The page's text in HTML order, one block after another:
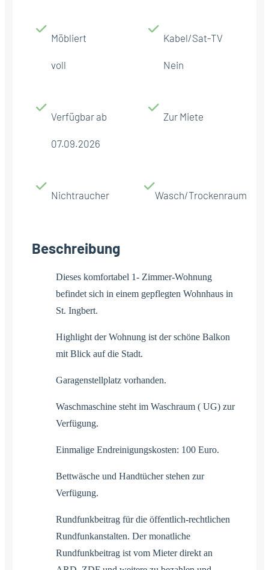
Möbliert
voll
Kabel/Sat-TV
Nein
Verfügbar ab
07.09.2026
Zur Miete
Nichtraucher Wasch/Trockenraum
Beschreibung
Dieses komfortabel 1- Zimmer-Wohnung
befindet sich in einem gepflegten Wohnhaus in
St. Ingbert.
Highlight der Wohnung ist der schöne Balkon
mit Blick auf die Stadt.
Garagenstellplatz vorhanden.
Waschmaschine steht im Waschraum ( UG) zur
Verfügung.
Einmalige Endreinigungskosten: 100 Euro.
Bettwäsche und Handtücher stehen zur
Verfügung.
Rundfunkbeitrag für die öffentlich-rechtlichen
Rundfunkanstalten. Der monatliche
Rundfunkbeitrag ist vom Mieter direkt an